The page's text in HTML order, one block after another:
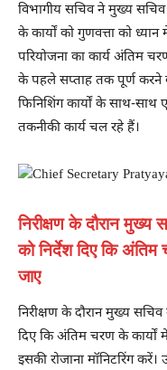
विभागीय सचिव ने मुख्य सचिव
के कार्यों को गुणवत्ता को
परियोजना का कार्य अंतिम
के पहले सप्ताह तक पूर्ण करने
फिनिशिंग कार्यों के साथ-
तकनीकी कार्य चल रहे हैं।
निरीक्षण के दौरान
को निर्देश दिए कि अंतिम
जाए
निरीक्षण के दौरान मुख्य
दिए कि अंतिम चरण के कार्यों
इसकी रोजाना मॉनिटरिंग करें।